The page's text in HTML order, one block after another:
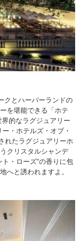
クとハーバーランドの
を堪能できる「ホテ
的なラグジュアリー
・ホテルズ・オブ・
れたラグジュアリーホ
クリスタルシャンデ
・ローズ”の香りに包
へと誘われますよ。